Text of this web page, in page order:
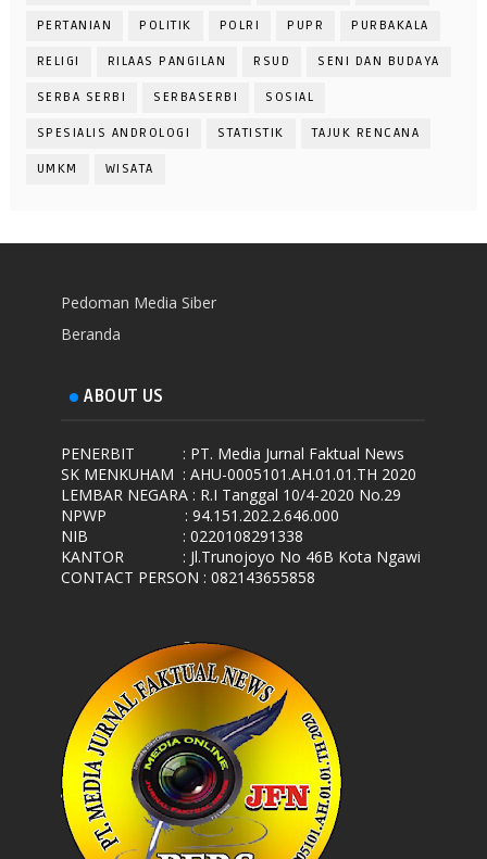
PERTANIAN POLITIK POLRI PUPR PURBAKALA
RELIGI RILAAS PANGILAN RSUD SENI DAN BUDAYA
SERBA SERBI SERBASERBI SOSIAL
SPESIALIS ANDROLOGI STATISTIK TAJUK RENCANA
UMKM WISATA
Pedoman Media Siber
Beranda
ABOUT US
PENERBIT
: PT. Media Jurnal Faktual News
SK MENKUHAM : AHU-0005101.AH.01.01.TH 2020
LEMBAR NEGARA : R.I Tanggal 10/4-2020 No.29
NPWP
: 94.151.202.2.646.000
NIB
: 0220108291338
KANTOR
: Jl.Trunojoyo No 46B Kota Ngawi
CONTACT PERSON : 082143655858